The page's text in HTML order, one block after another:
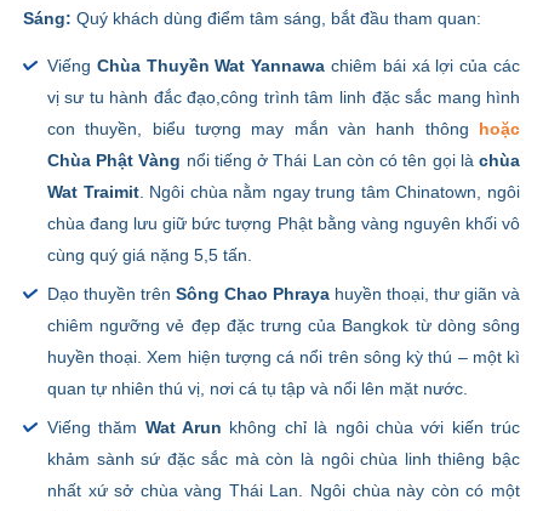
Sáng: Quý khách dùng điểm tâm sáng, bắt đầu tham quan:
Viếng Chùa Thuyền Wat Yannawa chiêm bái xá lợi của các
vị sư tu hành đắc đạo,công trình tâm linh đặc sắc mang hình
con thuyền, biểu tượng may mắn vàn hanh thông hoặc
Chùa Phật Vàng nổi tiếng ở Thái Lan còn có tên gọi làchùa
Wat Traimit. Ngôi chùa nằm ngay trung tâm Chinatown, ngôi
chùa đang lưu giữ bức tượng Phật bằng vàng nguyên khối vô
cùng quý giá nặng 5,5 tấn.
Dạo thuyền trên Sông Chao Phraya huyền thoại, thư giãn và
chiêm ngưỡng vẻ đẹp đặc trưng của Bangkok từ dòng sông
huyền thoại. Xem hiện tượng cá nổi trên sông kỳ thú – một kì
quan tự nhiên thú vị, nơi cá tụ tập và nổi lên mặt nước.
Viếng thăm Wat Arun không chỉ là ngôi chùa với kiến trúc
khảm sành sứ đặc sắc mà còn là ngôi chùa linh thiêng bậc
nhất xứ sở chùa vàng Thái Lan. Ngôi chùa này còn có một